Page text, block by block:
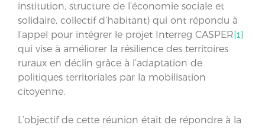
institution, structure de l’économie sociale et
solidaire, collectif d’habitant) qui ont répondu à
l’appel pour intégrer le projet Interreg CASPER[1]
qui vise à améliorer la résilience des territoires
ruraux en déclin grâce à l’adaptation de
politiques territoriales par la mobilisation
citoyenne.
L’objectif de cette réunion était de répondre à la